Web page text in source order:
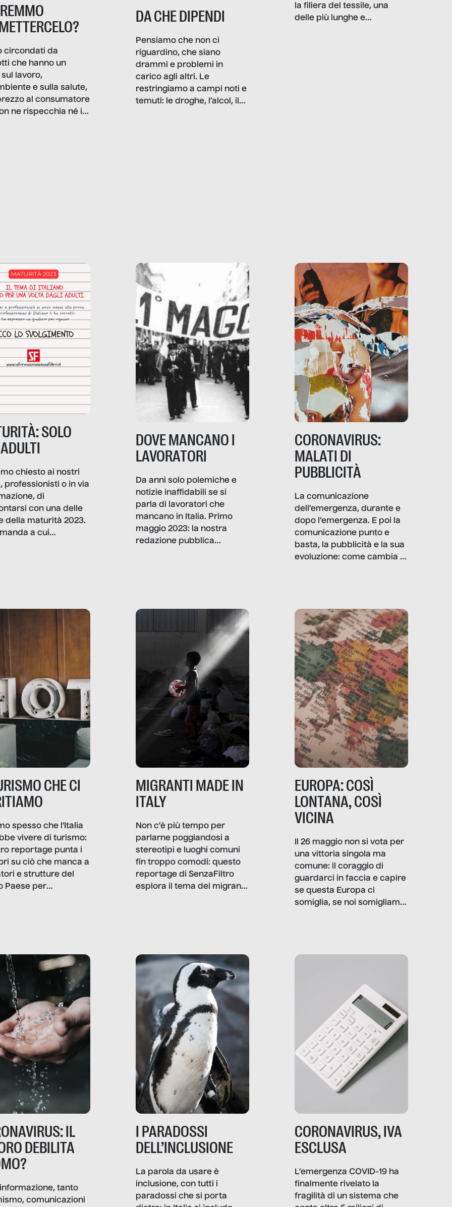
circondati da
che hanno un
lavoro,
e sulla salute,
al consumatore
ne rispecchia né il
la nostra vita
DA CHE DIPENDI
Pensiamo che non ci
riguardino, che siano
drammi e problemi in
carico agli altri. Le
restringiamo a campi noti e
temuti: le droghe, l’alcol, il
come.
la filiera del tessile, una
delle più lunghe e
SOLO
chiesto ai nostri
professionisti o in via
di
con una delle
della maturità 2023.
a cui
DOVE MANCANO I
LAVORATORI
Da anni solo polemiche e
notizie inaffidabili se si
parla di lavoratori che
mancano in Italia. Primo
maggio 2023: la nostra
redazione pubblica
la sanità, la ristorazione,
la scuola, le fabbriche,
amministrazione, l’edilizia,
CORONAVIRUS:
MALATI DI
PUBBLICITÀ
La comunicazione
dell’emergenza, durante e
dopo l’emergenza. E poi la
comunicazione punto e
basta, la pubblicità e la sua
evoluzione: come cambia il
CHE CI
spesso che l’Italia
vivere di turismo:
reportage punta i
su ciò che manca a
e strutture del
Paese per
MIGRANTI MADE IN
ITALY
Non c’è più tempo per
parlarne poggiandosi a
stereotipi e luoghi comuni
fin troppo comodi: questo
reportage di SenzaFiltro
esplora il tema dei migranti
ripensano.
EUROPA: COSÌ
LONTANA, COSÌ
VICINA
Il 26 maggio non si vota per
una vittoria singola ma
comune: il coraggio di
guardarci in faccia e capire
se questa Europa ci
somiglia, se noi somigliamo
comunica, quanto vale […]
IL
DEBILITA
tanto
comunicazioni
I PARADOSSI
DELL’INCLUSIONE
La parola da usare è
inclusione, con tutti i
paradossi che si porta
CORONAVIRUS, IVA
ESCLUSA
L’emergenza COVID-19 ha
finalmente rivelato la
fragilità di un sistema che